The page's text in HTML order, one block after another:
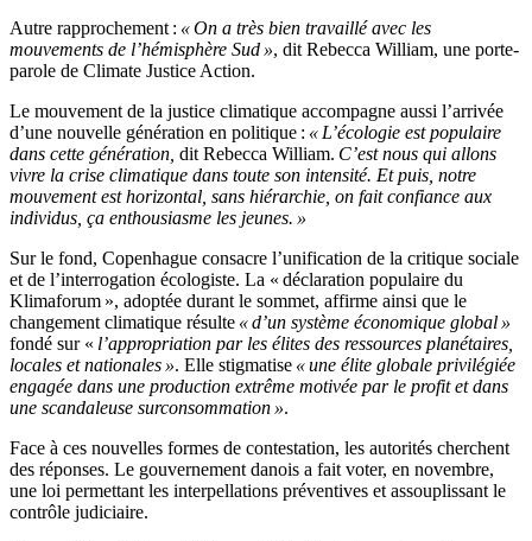
Autre rapprochement : « On a très bien travaillé avec les
mouvements de l’hémisphère Sud », dit Rebecca William, une porte-
parole de Climate Justice Action.
Le mouvement de la justice climatique accompagne aussi l’arrivée
d’une nouvelle génération en politique : « L’écologie est populaire
dans cette génération, dit Rebecca William. C’est nous qui allons
vivre la crise climatique dans toute son intensité. Et puis, notre
mouvement est horizontal, sans hiérarchie, on fait confiance aux
individus, ça enthousiasme les jeunes. »
Sur le fond, Copenhague consacre l’unification de la critique sociale
et de l’interrogation écologiste. La « déclaration populaire du
Klimaforum », adoptée durant le sommet, affirme ainsi que le
changement climatique résulte « d’un système économique global »
fondé sur « l’appropriation par les élites des ressources planétaires,
locales et nationales ». Elle stigmatise « une élite globale privilégiée
engagée dans une production extrême motivée par le profit et dans
une scandaleuse surconsommation ».
Face à ces nouvelles formes de contestation, les autorités cherchent
des réponses. Le gouvernement danois a fait voter, en novembre,
une loi permettant les interpellations préventives et assouplissant le
contrôle judiciaire.